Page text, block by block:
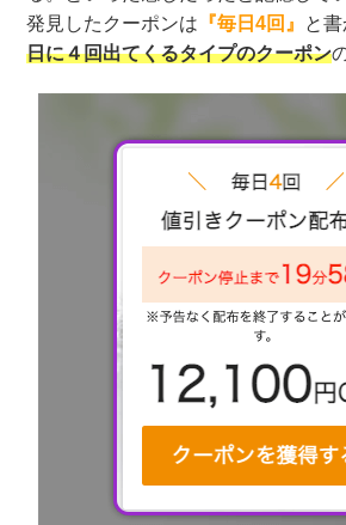
発見したクーポンは 『毎日4回』 と
日に４回出てくるタイプのクーポン